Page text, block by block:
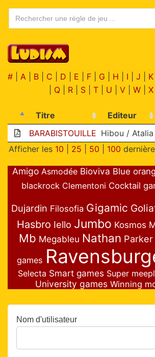
Aller
au
contenu
# A B C D E F G H I J K
Q R S T U V W X
Titre Editeur
BARABISTOUILLE Hibou / Atalia
Afficher les 10 25 50 100
Amigo Asmodée Bioviva Blue
blackrock Clementoni Cocktail
Dujardin Filosofia Gigamic
Hasbro Iello Jumbo Kosmos
Mb Megableu Nathan Parker
games
Selecta Smart games Super
University games Winning
Nom d'utilisateur